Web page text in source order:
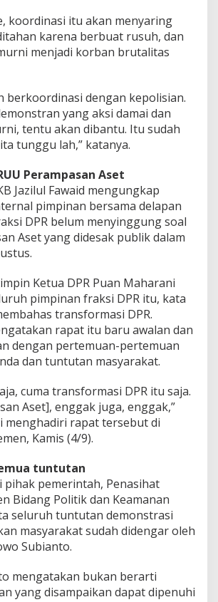
koordinasi itu akan menyaring
karena berbuat rusuh, dan
menjadi korban brutalitas
berkoordinasi dengan kepolisian.
yang aksi damai dan
tentu akan dibantu. Itu sudah
tunggu lah,” katanya.
Perampasan Aset
Jazilul Fawaid mengungkap
pimpinan bersama delapan
DPR belum menyinggung soal
Aset yang didesak publik dalam
Ketua DPR Puan Maharani
pimpinan fraksi DPR itu, kata
transformasi DPR.
rapat itu baru awalan dan
dengan pertemuan-pertemuan
dan tuntutan masyarakat.
cuma transformasi DPR itu saja.
Aset], enggak juga, enggak,”
menghadiri rapat tersebut di
Kamis (4/9).
tuntutan
pihak pemerintah, Penasihat
Bidang Politik dan Keamanan
seluruh tuntutan demonstrasi
masyarakat sudah didengar oleh
Subianto.
mengatakan bukan berarti
yang disampaikan dapat dipenuhi